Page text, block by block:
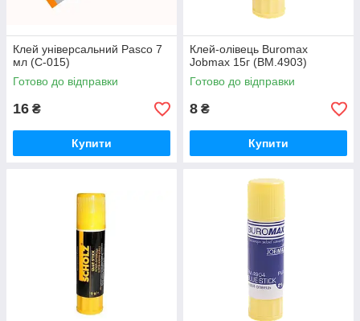
Клей універсальний Pasco 7
мл (C-015)
Готово до відправки
16 ₴
Купити
Клей-олівець Buromax
Jobmax 15г (BM.4903)
Готово до відправки
8 ₴
Купити